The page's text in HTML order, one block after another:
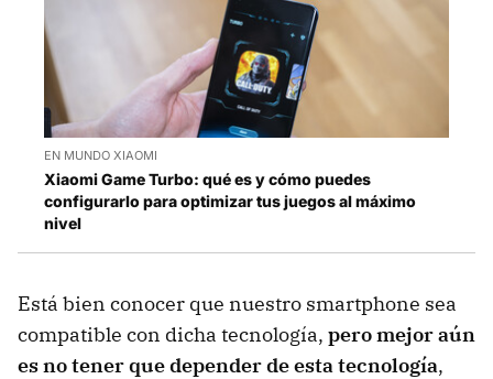
EN MUNDO XIAOMI
Xiaomi Game Turbo: qué es y cómo puedes
configurarlo para optimizar tus juegos al máximo
nivel
Está bien conocer que nuestro smartphone sea
compatible con dicha tecnología, pero mejor aún
es no tener que depender de esta tecnología,